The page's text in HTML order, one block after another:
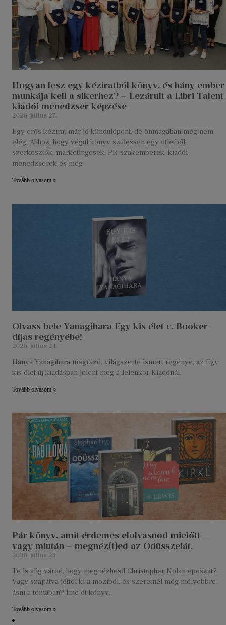
Hogyan lesz egy kéziratból könyv, és hány ember
munkája kell a sikerhez? – Lezárult a Libri Talent
kiadói menedzser képzése
2026. július 27.
Egy erős kézirat már jó kiindulópont, de önmagában még nem
elég. Ahhoz, hogy végül könyv szülessen egy ötletből,
szerkesztők, marketingesek, PR-szakemberek, kiadói
menedzserek és még
Tovább olvasom »
Olvass bele Yanagihara Egy kis élet c. Booker-
díjas regényébe!
2026. július 24.
Hanya Yanagihara megrázó, világszerte ismert regénye, az Egy
kis élet új kiadásban jelent meg a Jelenkor Kiadónál.
Tovább olvasom »
Pár könyv, amit érdemes elolvasnod mielőtt –
vagy miután – megnéz(t)ed az Odüsszeiát.
2026. július 22.
Te is alig várod, hogy megnézhesd Christopher Nolan eposzát?
Vagy szájtátva jöttél ki a moziból, és szeretnél még mélyebbre
ásni a témában? Íme öt könyv,
Tovább olvasom »